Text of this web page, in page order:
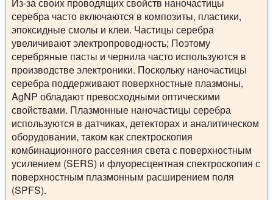
Из-за своих проводящих свойств наночастицы
серебра часто включаются в композиты, пластики,
эпоксидные смолы и клеи. Частицы серебра
увеличивают электропроводность; Поэтому
серебряные пасты и чернила часто используются в
производстве электроники. Поскольку наночастицы
серебра поддерживают поверхностные плазмоны,
AgNP обладают превосходными оптическими
свойствами. Плазмонные наночастицы серебра
используются в датчиках, детекторах и аналитическом
оборудовании, таком как спектроскопия
комбинационного рассеяния света с поверхностным
усилением (SERS) и флуоресцентная спектроскопия с
поверхностным плазмонным расширением поля
(SPFS).